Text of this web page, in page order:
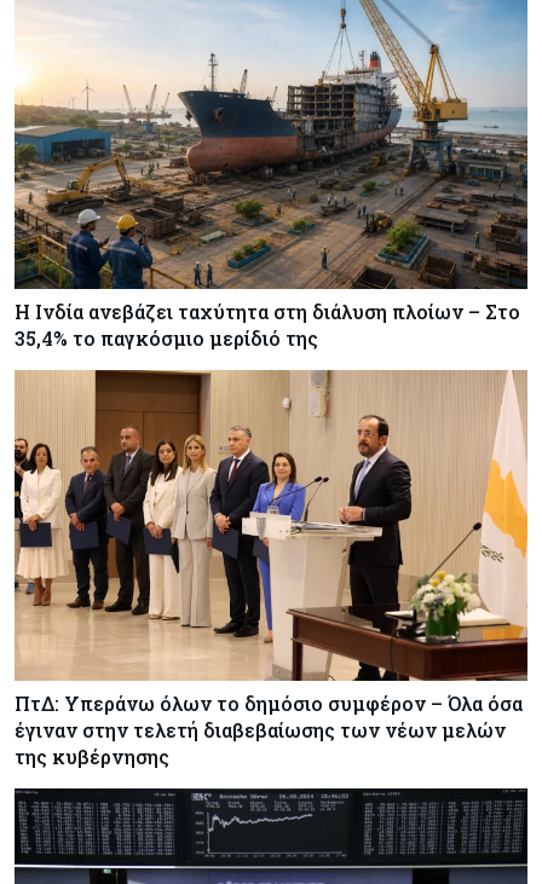
Η Ινδία ανεβάζει ταχύτητα στη διάλυση πλοίων – Στο
35,4% το παγκόσμιο μερίδιό της
ΠτΔ: Υπεράνω όλων το δημόσιο συμφέρον – Όλα όσα
έγιναν στην τελετή διαβεβαίωσης των νέων μελών
της κυβέρνησης